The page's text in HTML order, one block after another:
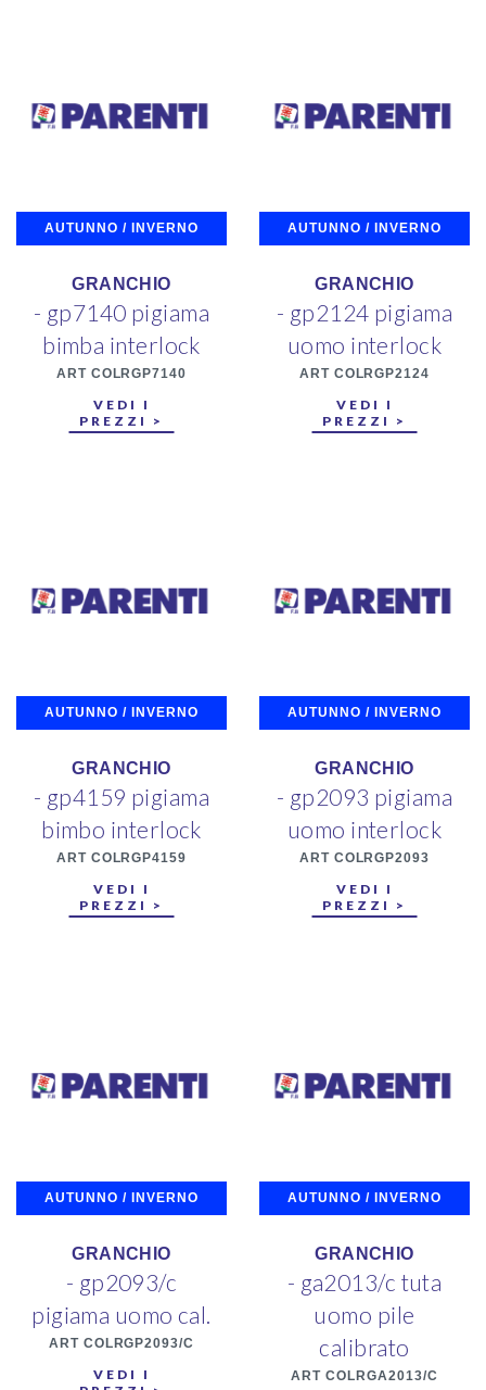
AUTUNNO / INVERNO
GRANCHIO
- gp7140 pigiama
bimba interlock
ART COLRGP7140
VEDI I
PREZZI >
AUTUNNO / INVERNO
GRANCHIO
- gp2124 pigiama
uomo interlock
ART COLRGP2124
VEDI I
PREZZI >
AUTUNNO / INVERNO
GRANCHIO
- gp4159 pigiama
bimbo interlock
ART COLRGP4159
VEDI I
PREZZI >
AUTUNNO / INVERNO
GRANCHIO
- gp2093 pigiama
uomo interlock
ART COLRGP2093
VEDI I
PREZZI >
AUTUNNO / INVERNO
GRANCHIO
- gp2093/c
pigiama uomo cal.
ART COLRGP2093/C
VEDI I
AUTUNNO / INVERNO
GRANCHIO
- ga2013/c tuta
uomo pile
calibrato
ART COLRGA2013/C